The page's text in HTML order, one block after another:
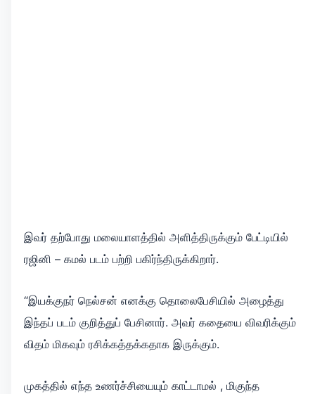
இவர் தற்போது மலையாளத்தில் அளித்திருக்கும் பேட்டியில்
ரஜினி – கமல் படம் பற்றி பகிர்ந்திருக்கிறார்.
“இயக்குநர் நெல்சன் எனக்கு தொலைபேசியில் அழைத்து
இந்தப் படம் குறித்துப் பேசினார். அவர் கதையை விவரிக்கும்
விதம் மிகவும் ரசிக்கத்தக்கதாக இருக்கும்.
முகத்தில் எந்த உணர்ச்சியையும் காட்டாமல் , மிகுந்த